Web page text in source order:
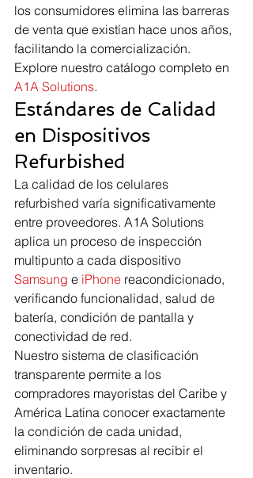
los consumidores elimina las barreras
de venta que existían hace unos años,
facilitando la comercialización.
Explore nuestro catálogo completo en
A1A Solutions.
Estándares de Calidad
en Dispositivos
Refurbished
La calidad de los celulares
refurbished varía significativamente
entre proveedores. A1A Solutions
aplica un proceso de inspección
multipunto a cada dispositivo
Samsung e iPhone reacondicionado,
verificando funcionalidad, salud de
batería, condición de pantalla y
conectividad de red.
Nuestro sistema de clasificación
transparente permite a los
compradores mayoristas del Caribe y
América Latina conocer exactamente
la condición de cada unidad,
eliminando sorpresas al recibir el
inventario.